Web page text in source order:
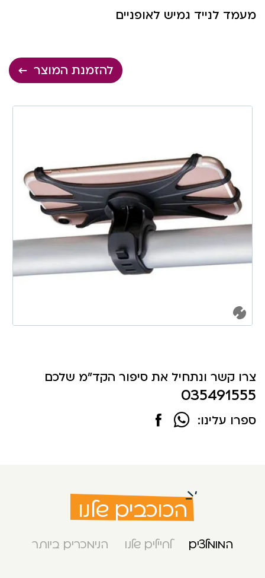
מעמד לנייד גמיש לאופניים
להזמנת המוצר
צרו קשר ונתחיל את סיפור הקד"מ שלכם
035491555
ספרו עלינו:
הכוכבים שלנו
המומלצים לחיילים שלנו הנימכרים ביותר